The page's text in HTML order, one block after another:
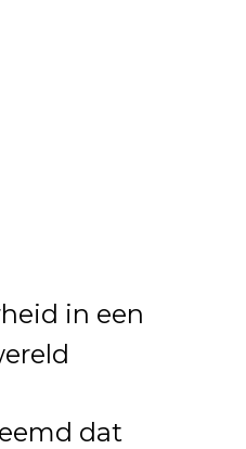
in een
dat